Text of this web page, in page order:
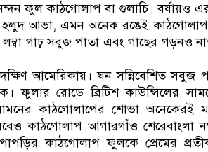
ফুল কাঠগোলাপ বা গুলাচি। বর্ষায়ও
হলুদ আভা, এমন অনেক রঙেই
লম্বা গাঢ় সবুজ পাতা এবং গাছের গড়নও
আমেরিকায়। ঘন সন্নিবেশিত
ফুলার রোডে ব্রিটিশ কাউন্সিলের
কাঠগোলাপের শোভা অনেকেরই
কাঠগোলাপ আগারগাঁও শেরেবাংলা
কাঠগোলাপ ফুলকে প্রেমের